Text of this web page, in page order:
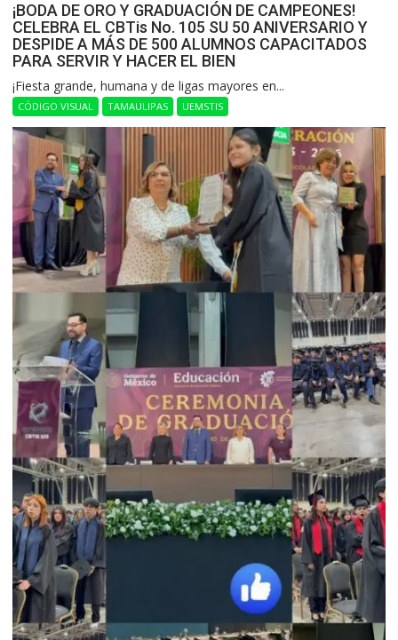
¡BODA DE ORO Y GRADUACIÓN DE CAMPEONES!
CELEBRA EL CBTis No. 105 SU 50 ANIVERSARIO Y
DESPIDE A MÁS DE 500 ALUMNOS CAPACITADOS
PARA SERVIR Y HACER EL BIEN
​¡Fiesta grande, humana y de ligas mayores en...
CÓDIGO VISUAL TAMAULIPAS UEMSTIS